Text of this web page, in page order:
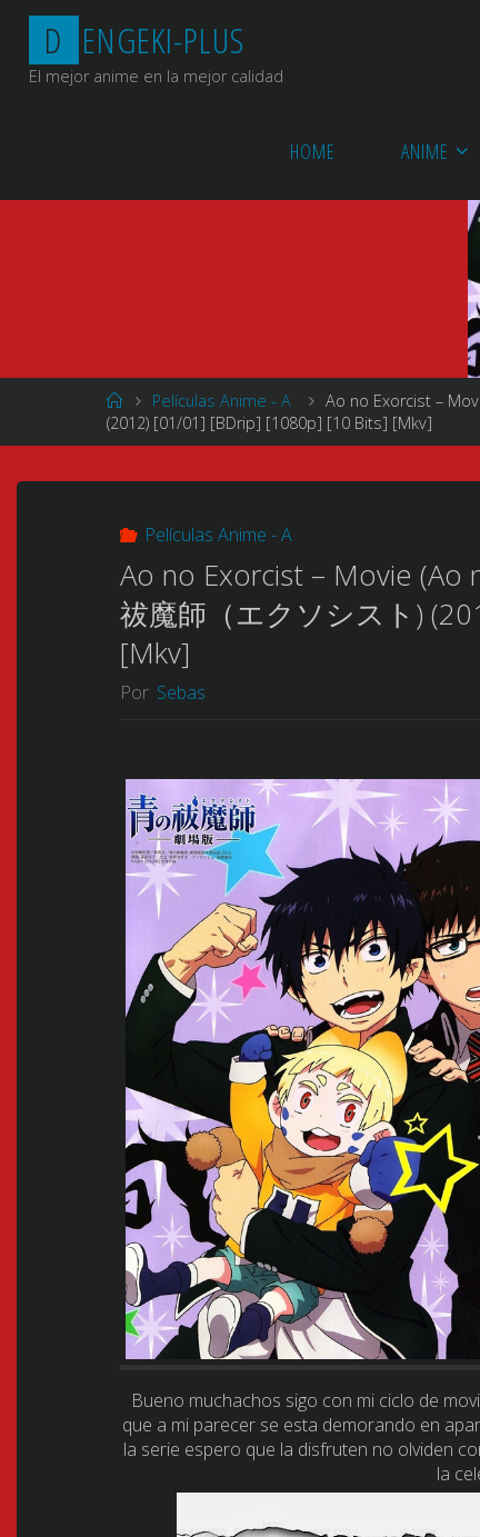
Saltar
contenido
D ENGEKI-PLUS
El mejor anime en la mejor calidad
HOME ANIME
Página
de
Inicio
Películas Anime - A
Ao no Exorcist –
(2012) [01/01] [BDrip] [1080p] [10 Bits] [Mkv]
Películas Anime - A
Ao no Exorcist – Movie (Ao
祓魔師（エクソシスト)
[Mkv]
Por Sebas
Bueno muchachos sigo con mi ciclo de
que a mi parecer se esta demorando en
la serie espero que la disfruten no olviden
la